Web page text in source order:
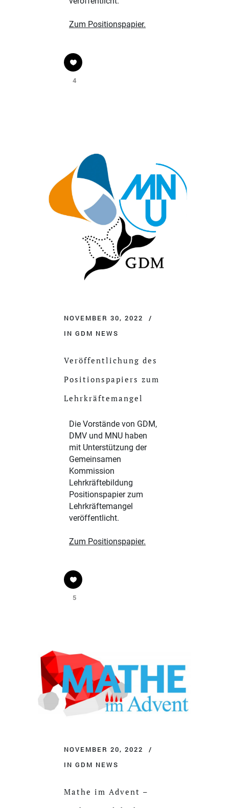
Zum Positionspapier.
4
NOVEMBER 30, 2022
IN GDM NEWS
Veröffentlichung des
Positionspapiers zum
Lehrkräftemangel
Die Vorstände von GDM,
DMV und MNU haben
mit Unterstützung der
Gemeinsamen
Kommission
Lehrkräftebildung
Positionspapier zum
Lehrkräftemangel
veröffentlicht.
Zum Positionspapier.
5
NOVEMBER 20, 2022
IN GDM NEWS
Mathe im Advent –